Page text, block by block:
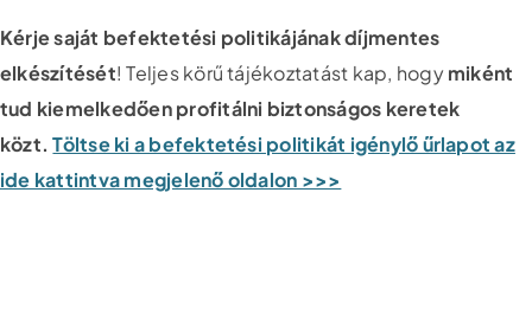
Kérje saját befektetési politikájának díjmentes
elkészítését! Teljes körű tájékoztatást kap, hogymiként
tud kiemelkedően profitálni biztonságos keretek
közt. Töltse ki a befektetési politikát igénylő űrlapot az
ide kattintva megjelenő oldalon >>>